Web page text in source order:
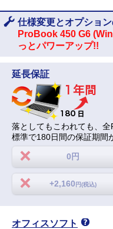
仕様変更とオプショ
ProBook 450 G6
っとパワーアップ!!
延長保証
落としてもこわれても、全
標準で180日間の保証期間
0円
+2,160 円(税込)
オフィスソフト